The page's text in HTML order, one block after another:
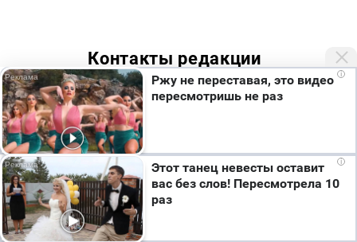
Контакты редакции
+7 (922) 335-53-79,
news@progorodchelny.ru
Наша статистика
Мы используем cookie. Во время посещения сайта
вы соглашаетесь с тем, что мы обрабатываем
ваши персональные данные с использованием
метрик Яндекс Метрика, top.mail.ru, LiveInternet.
Я согласен
i
Ржу не переставая, это видео
пересмотришь не раз
i
Этот танец невесты оставит
вас без слов! Пересмотрела 10
раз